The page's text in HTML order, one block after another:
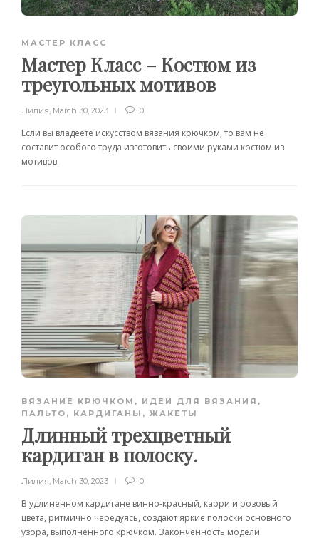
МАСТЕР КЛАСС
Мастер Класс – Костюм из
треугольных мотивов
Лилия, March 30, 2023 0
Если вы владеете искусством вязания крючком, то вам не
составит особого труда изготовить своими руками костюм из
мотивов.
ВЯЗАНИЕ КРЮЧКОМ , ИДЕИ ДЛЯ ВЯЗАНИЯ ,
ПАЛЬТО, КАРДИГАНЫ, ЖАКЕТЫ
Длинный трехцветный
кардиган в полоску.
Лилия, March 30, 2023 0
В удлиненном кардигане винно-красный, карри и розовый
цвета, ритмично чередуясь, создают яркие полоски основного
узора, выполненного крючком. Законченность модели